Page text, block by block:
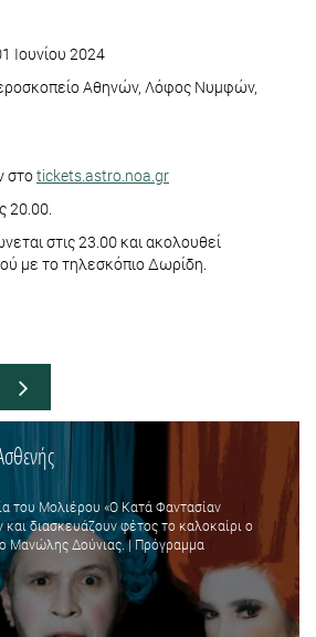
Ιουνίου 2024
Αθηνών, Λόφος Νυμφών,
στοtickets.astro.noa.gr
20.00.
στις 23.00 και ακολουθεί
με το τηλεσκόπιο Δωρίδη.
του Μολιέρου «Ο Κατά Φαντασίαν
διασκευάζουν φέτος το καλοκαίρι ο
ο Μανώλης Δούνιας. | Πρόγραμμα